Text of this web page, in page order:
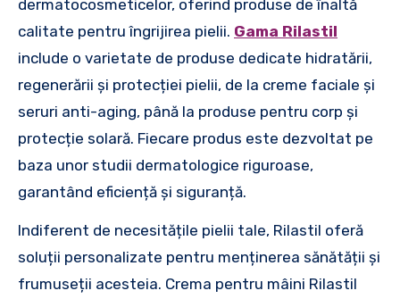
dermatocosmeticelor, oferind produse de înaltă
calitate pentru îngrijirea pielii. Gama Rilastil
include o varietate de produse dedicate hidratării,
regenerării și protecției pielii, de la creme faciale și
seruri anti-aging, până la produse pentru corp și
protecție solară. Fiecare produs este dezvoltat pe
baza unor studii dermatologice riguroase,
garantând eficiență și siguranță.
Indiferent de necesitățile pielii tale, Rilastil oferă
soluții personalizate pentru menținerea sănătății și
frumuseții acesteia. Crema pentru mâini Rilastil